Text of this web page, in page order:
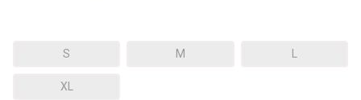
S M
XL